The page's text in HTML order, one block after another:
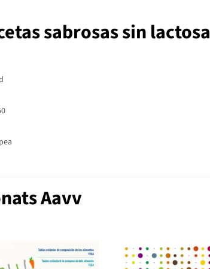
sabrosas sin lactosa
Aavv